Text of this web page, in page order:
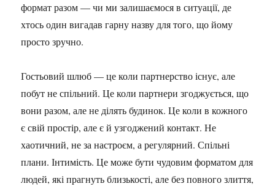
формат разом — чи ми залишаємося в ситуації, де
хтось один вигадав гарну назву для того, що йому
просто зручно.
Гостьовий шлюб — це коли партнерство існує, але
побут не спільний. Це коли партнери згоджується, що
вони разом, але не ділять будинок. Це коли в кожного
є свій простір, але є й узгоджений контакт. Не
хаотичний, не за настроєм, а регулярний. Спільні
плани. Інтимість. Це може бути чудовим форматом для
людей, які прагнуть близькості, але без повного злиття,